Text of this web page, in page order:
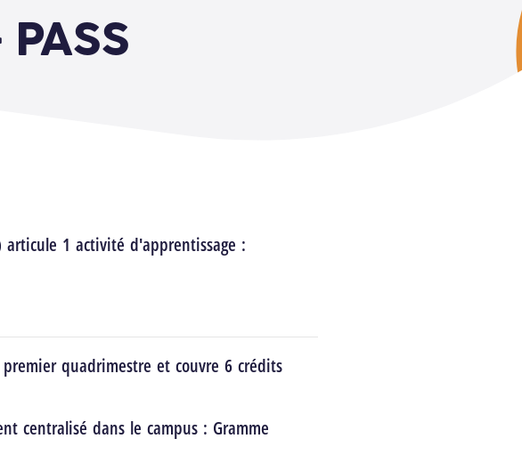
1 activité d'apprentissage :
quadrimestre et couvre 6 crédits
centralisé dans le campus : Gramme